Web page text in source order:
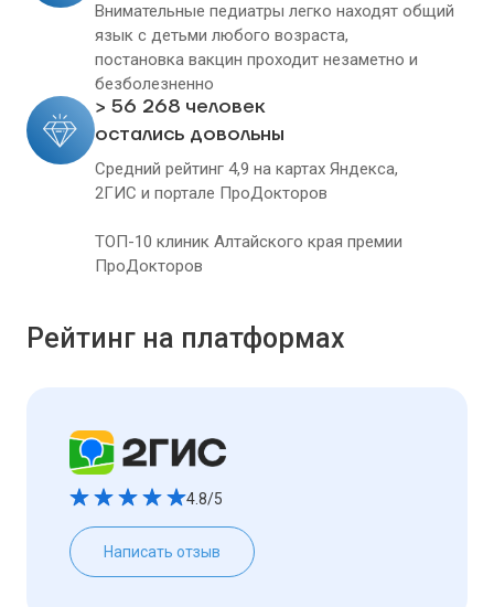
Внимательные педиатры легко находят общий
язык с детьми любого возраста,
постановка вакцин проходит незаметно и
безболезненно
> 56 268 человек
остались довольны
Средний рейтинг 4,9 на картах Яндекса,
2ГИС и портале ПроДокторов
ТОП-10 клиник Алтайского края премии
ПроДокторов
Рейтинг на платформах
4.8/5
Написать отзыв